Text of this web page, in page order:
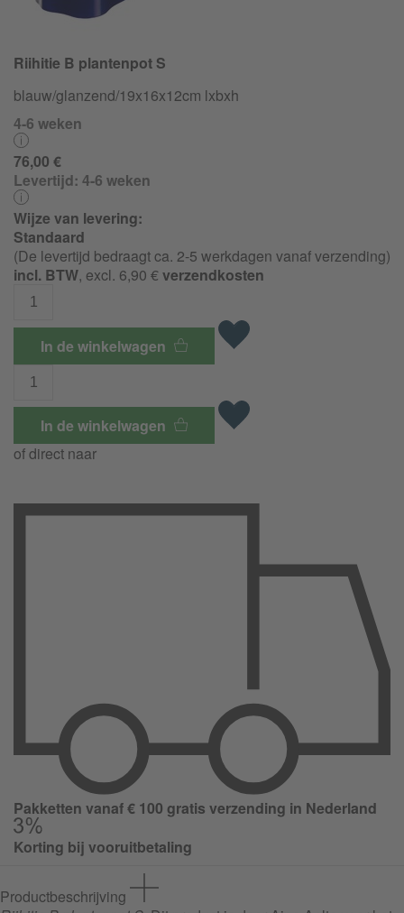
Riihitie B plantenpot S
blauw/glanzend/19x16x12cm lxbxh
4-6 weken
76,00 €
Levertijd: 4-6 weken
Wijze van levering:
Standaard
(De levertijd bedraagt ca. 2-5 werkdagen vanaf verzending)
incl. BTW, excl. 6,90 €verzendkosten
In de winkelwagen
In de winkelwagen
of direct naar
Pakketten vanaf € 100 gratis verzending in Nederland
Korting bij vooruitbetaling
Productbeschrijving